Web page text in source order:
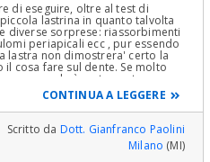
di eseguire, oltre al test di
lastrina in quanto talvolta
diverse sorprese: riassorbimenti
periapicali ecc , pur essendo
lastra non dimostrera' certo la
cosa fare sul dente. Se molto
e coronale è certamente
soluzione meno invasva della
certa trasparenza è sempre
e su zirconia è forse il top
dalla difficoltà dei suoi denti
interpretare magistralmente.
CONTINUA A LEGGERE
Scritto da Dott. Gianfranco Paolini
Milano (MI)